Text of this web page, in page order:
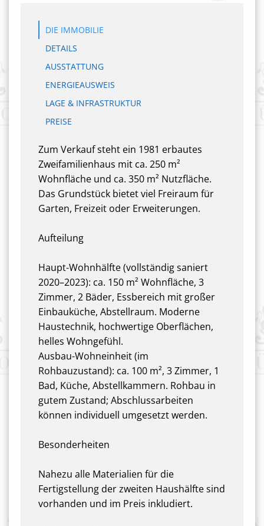
DIE IMMOBILIE
DETAILS
AUSSTATTUNG
ENERGIEAUSWEIS
LAGE & INFRASTRUKTUR
PREISE
Zum Verkauf steht ein 1981 erbautes
Zweifamilienhaus mit ca. 250 m²
Wohnfläche und ca. 350 m² Nutzfläche.
Das Grundstück bietet viel Freiraum für
Garten, Freizeit oder Erweiterungen.
Aufteilung
Haupt-Wohnhälfte (vollständig saniert
2020–2023): ca. 150 m² Wohnfläche, 3
Zimmer, 2 Bäder, Essbereich mit großer
Einbauküche, Abstellraum. Moderne
Haustechnik, hochwertige Oberflächen,
helles Wohngefühl.
Ausbau-Wohneinheit (im
Rohbauzustand): ca. 100 m², 3 Zimmer, 1
Bad, Küche, Abstellkammern. Rohbau in
gutem Zustand; Abschlussarbeiten
können individuell umgesetzt werden.
Besonderheiten
Nahezu alle Materialien für die
Fertigstellung der zweiten Haushälfte sind
vorhanden und im Preis inkludiert.